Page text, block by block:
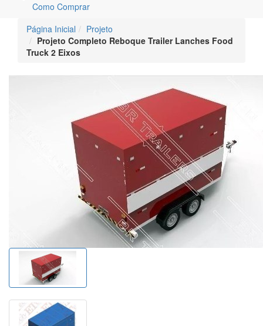
Como Comprar
Página Inicial
Projeto
Projeto Completo Reboque Trailer Lanches Food
Truck 2 Eixos